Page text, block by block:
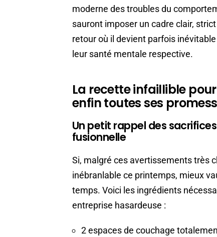
moderne des troubles du
sauront imposer un cadre clair,
retour où il devient parfois
leur santé mentale respective.
La recette infaillible
enfin toutes ses
Un petit rappel des
fusionnelle
Si, malgré ces avertissements très
inébranlable ce printemps, mieux
temps. Voici les ingrédients
entreprise hasardeuse :
2 espaces de couchage